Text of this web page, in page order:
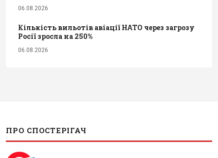
06.08.2026
Кількість вильотів авіації НАТО через загрозу
Росії зросла на 250%
06.08.2026
ПРО СПОСТЕРІГАЧ